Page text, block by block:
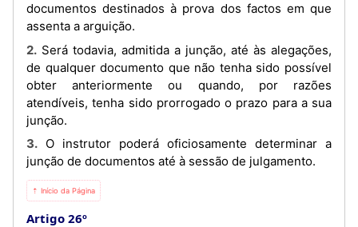
documentos destinados à prova dos factos em que
assenta a arguição.
2. Será todavia, admitida a junção, até às alegações,
de qualquer documento que não tenha sido possível
obter anteriormente ou quando, por razões
atendíveis, tenha sido prorrogado o prazo para a sua
junção.
3. O instrutor poderá oficiosamente determinar a
junção de documentos até à sessão de julgamento.
⇡ Início da Página
Artigo 26º